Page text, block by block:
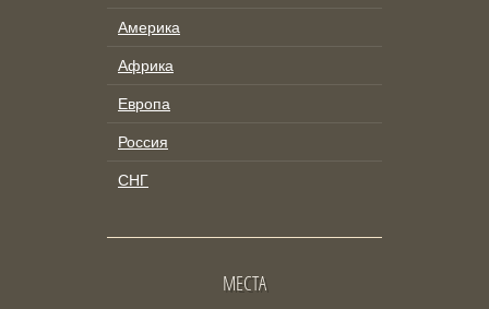
Америка
Африка
Европа
Россия
СНГ
МЕСТА